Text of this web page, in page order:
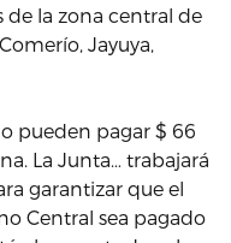
de la zona central de
Jayuya,
pueden pagar $ 66
La Junta… trabajará
garantizar que el
Central sea pagado